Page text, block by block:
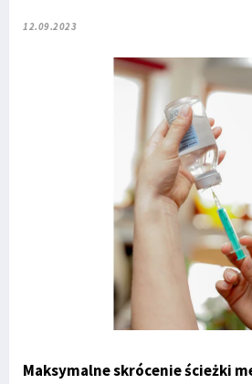
12.09.2023
Maksymalne skrócenie ścieżki